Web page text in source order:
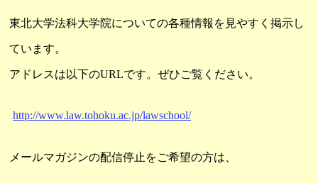
東北大学法科大学院についての各種情報を見やすく掲示し
ています。
アドレスは以下のURLです。ぜひご覧ください。
http://www.law.tohoku.ac.jp/lawschool/
メールマガジンの配信停止をご希望の方は、